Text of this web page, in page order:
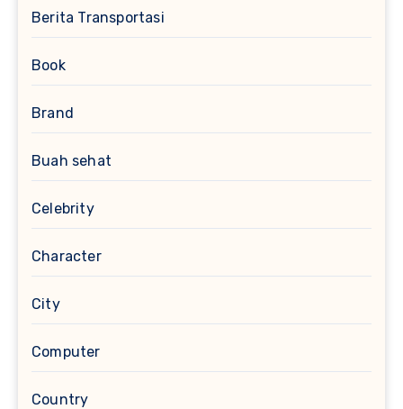
Berita Transportasi
Book
Brand
Buah sehat
Celebrity
Character
City
Computer
Country